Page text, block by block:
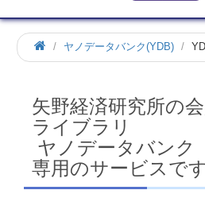
ホ
ー
ヤノデータバンク(YDB)
矢野経済研究所の
ライブラリ
ヤノデータバンク
専用のサービスです